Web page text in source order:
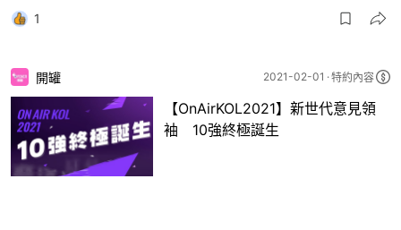
1
開罐 2021-02-01 特約內容
【OnAirKOL2021】新世代意見領
袖 10強終極誕生